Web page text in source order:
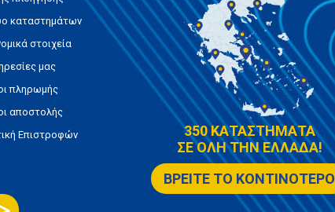
καταστημάτων
στοιχεία
μας
πληρωμής
αποστολής
Επιστροφών
350 ΚΑΤΑΣΤΗΜΑΤΑ
ΣΕ ΟΛΗ ΤΗΝ ΕΛΛΑΔΑ!
ΒΡΕΙΤΕ ΤΟ ΚΟΝΤΙΝΟΤΕΡΟ